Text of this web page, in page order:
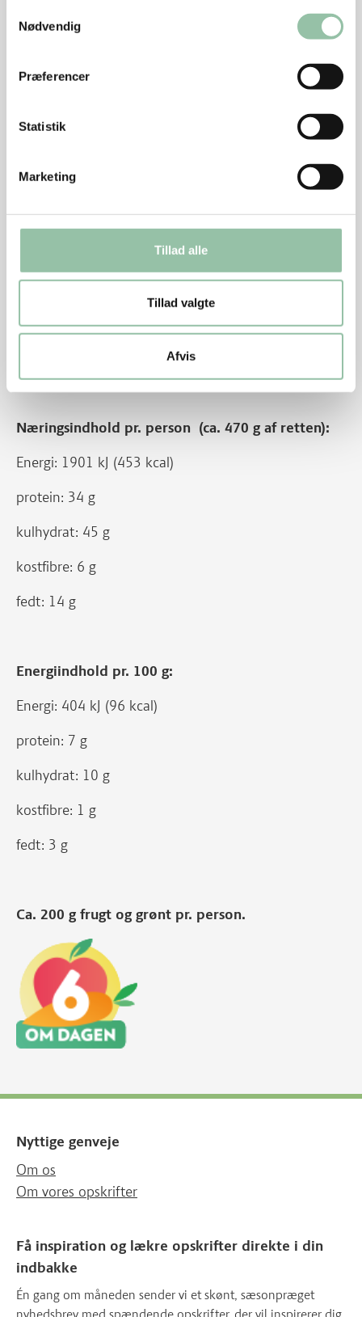
Nødvendig
Præferencer
Statistik
Marketing
Tillad alle
Tillad valgte
Afvis
Vend rødbederne med dressingen og plukket
estragon.
Tips
Filet Royal.
Nu hedder det mørbrad afpudset af mørbrad fra gris.
Før hed udskæringen svinemørbrad afpudset af
svinemørbrad fra svin.
Nu hedder det mignon af skinke fra gris. Før hed
udskæringen skinkemignon af skinke fra svin.
Næringsindhold pr. person (ca. 470 g af retten):
Energi: 1901 kJ (453 kcal)
protein: 34 g
kulhydrat: 45 g
kostfibre: 6 g
fedt: 14 g
Energiindhold pr. 100 g:
Energi: 404 kJ (96 kcal)
protein: 7 g
kulhydrat: 10 g
kostfibre: 1 g
fedt: 3 g
Ca. 200 g frugt og grønt pr. person.
Nyttige genveje
Om os
Om vores opskrifter
Få inspiration og lækre opskrifter direkte i din
indbakke
Én gang om måneden sender vi et skønt, sæsonpræget